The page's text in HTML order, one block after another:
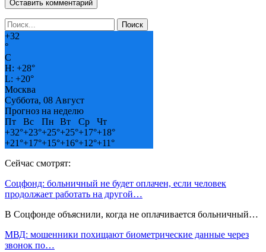
+32
°
C
H: +28°
L: +20°
Москва
Суббота, 08 Август
Прогноз на неделю
Пт
Вс Пн Вт Ср
Чт
+32°+23°+25°+25°+17°+18°
+21°+17°+15°+16°+12°+11°
Сейчас смотрят:
Соцфонд: больничный не будет оплачен, если человек
продолжает работать на другой…
В Соцфонде объяснили, когда не оплачивается больничный…
МВД: мошенники похищают биометрические данные через
звонок по…